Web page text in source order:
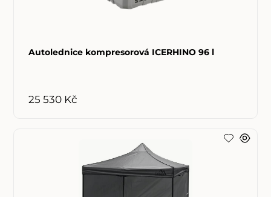
Autolednice kompresorová ICERHINO 96 l
25 530 Kč